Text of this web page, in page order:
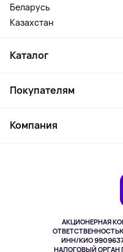
АКЦИОНЕРНАЯ
ОТВЕТСТВЕННОСТЬЮ
ИНН/КИО
НАЛОГОВЫЙ ОРГАН
Беларусь
Казахстан
Каталог
Ноутбуки, мониторы, VR
Косметика и уход
Покупателям
Как заказать
Компания